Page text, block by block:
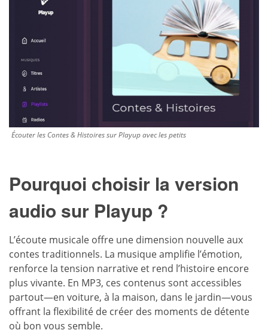
Écouter les Contes & Histoires sur Playup avec les petits
Pourquoi choisir la version
audio sur Playup ?
L’écoute musicale offre une dimension nouvelle aux
contes traditionnels. La musique amplifie l’émotion,
renforce la tension narrative et rend l’histoire encore
plus vivante. En MP3, ces contenus sont accessibles
partout—en voiture, à la maison, dans le jardin—vous
offrant la flexibilité de créer des moments de détente
où bon vous semble.